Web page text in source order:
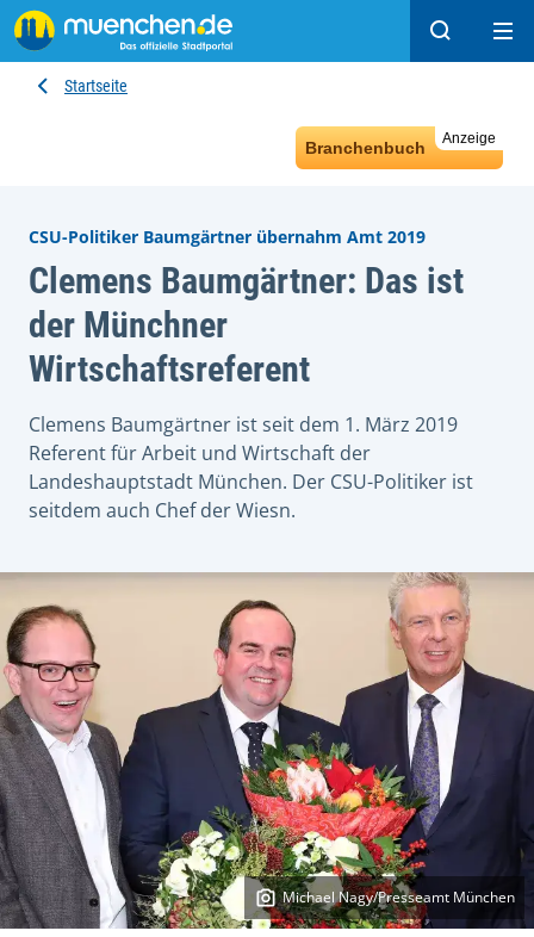
Suchen
Startseite
Anzeige
Branchenbuch
CSU-Politiker Baumgärtner übernahm Amt 2019
Clemens Baumgärtner: Das ist
der Münchner
Wirtschaftsreferent
Clemens Baumgärtner ist seit dem 1. März 2019
Referent für Arbeit und Wirtschaft der
Landeshauptstadt München. Der CSU-Politiker ist
seitdem auch Chef der Wiesn.
Michael Nagy/Presseamt München